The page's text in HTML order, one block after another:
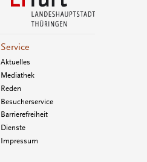
Service
Aktuelles
Mediathek
Reden
Besucherservice
Barrierefreiheit
Dienste
Impressum